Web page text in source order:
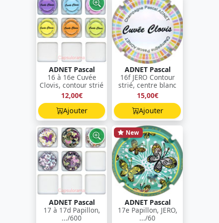
ADNET Pascal
16 à 16e Cuvée
Clovis, contour strié
12,00€
Ajouter
ADNET Pascal
16f JERO Contour
strié, centre blanc
15,00€
Ajouter
ADNET Pascal
17 à 17d Papillon,
.../600
New
ADNET Pascal
17e Papillon, JERO,
.../60